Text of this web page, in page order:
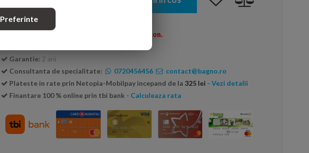
Transport GRATUIT la comenzi peste 600 Ron.
Garantie: 2 ani
Consultanta de specialitate:
0720456456
contact@bagno.ro
Plateste in rate prin Netopia-Mobilpay incepand de la 325 lei - Vezi detalii
Finantare 100 % online prin tbi bank - Calculeaza rata
Preferinte